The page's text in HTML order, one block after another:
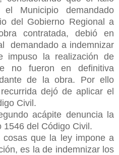
Municipio demandado
del Gobierno Regional a
contratada, debió en
demandado a indemnizar
impuso la realización de
no fueron en definitiva
de la obra. Por ello
dejó de aplicar el
Civil.
acápite denuncia la
del Código Civil.
que la ley impone a
es la de indemnizar los